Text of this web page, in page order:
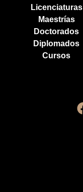
Licenciaturas
Maestrías
Doctorados
Diplomados
Cursos